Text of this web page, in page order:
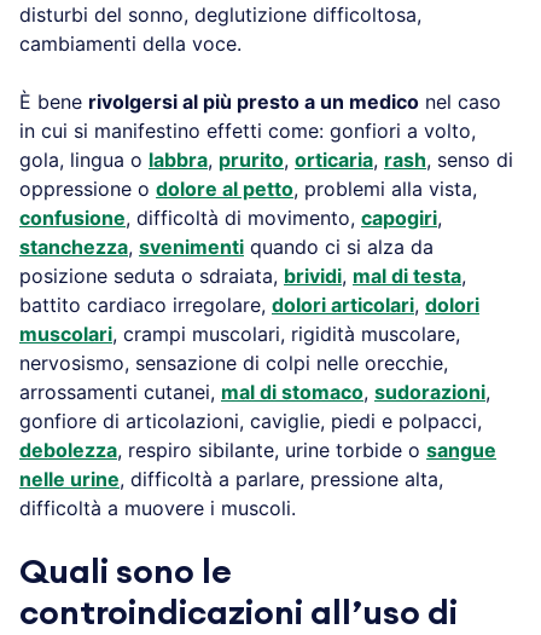
disturbi del sonno, deglutizione difficoltosa,
cambiamenti della voce.
È bene rivolgersi al più presto a un medico nel caso
in cui si manifestino effetti come: gonfiori a volto,
gola, lingua o labbra, prurito, orticaria, rash, senso di
oppressione o dolore al petto, problemi alla vista,
confusione, difficoltà di movimento, capogiri,
stanchezza, svenimenti quando ci si alza da
posizione seduta o sdraiata, brividi, mal di testa,
battito cardiaco irregolare, dolori articolari, dolori
muscolari, crampi muscolari, rigidità muscolare,
nervosismo, sensazione di colpi nelle orecchie,
arrossamenti cutanei, mal di stomaco, sudorazioni,
gonfiore di articolazioni, caviglie, piedi e polpacci,
debolezza, respiro sibilante, urine torbide o sangue
nelle urine, difficoltà a parlare, pressione alta,
difficoltà a muovere i muscoli.
Quali sono le
controindicazioni all’uso di